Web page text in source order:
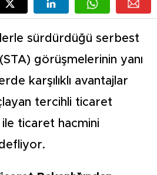
sürdürdüğü serbest
görüşmelerinin yanı
karşılıklı avantajlar
tercihli ticaret
ile ticaret hacmini